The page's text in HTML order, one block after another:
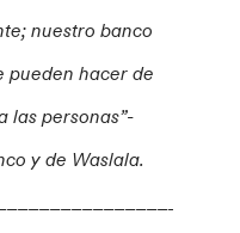
nuestro banco
pueden hacer de
las personas”-
y de Waslala.